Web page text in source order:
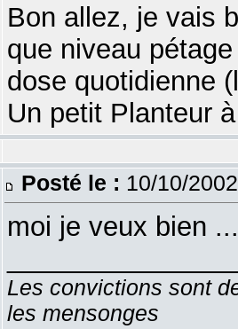
Bon allez, je vais
que niveau
dose quotidienne
Un petit Planteur
Posté le : 10/10/
moi je veux bien
Les convictions sont
les mensonges